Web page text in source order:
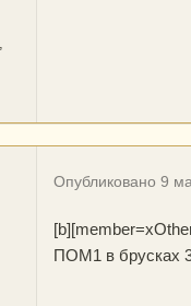
Опубликовано 9
ПОМ1 в брусках